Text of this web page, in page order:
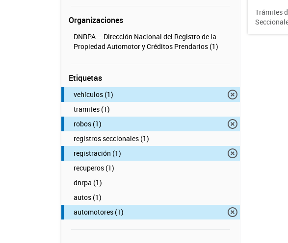
Organizaciones
DNRPA – Dirección Nacional del Registro de la
Propiedad Automotor y Créditos Prendarios (1)
Etiquetas
vehículos (1)
tramites (1)
robos (1)
registros seccionales (1)
registración (1)
recuperos (1)
dnrpa (1)
autos (1)
automotores (1)
Trámites